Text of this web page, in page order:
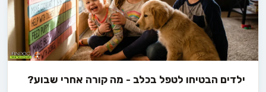
ילדים הבטיחו לטפל בכלב - מה קורה אחרי שבוע?